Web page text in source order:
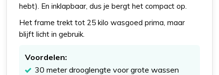
hebt). En inklapbaar, dus je bergt het compact op.
Het frame trekt tot 25 kilo wasgoed prima, maar
blijft licht in gebruik.
Voordelen:
30 meter drooglengte voor grote wassen